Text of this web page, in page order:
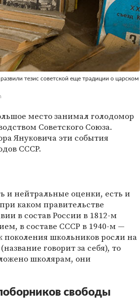
тезис советской еще традиции о царском
место занимал голодомор
Советского Союза.
Януковича эти события
СССР.
и нейтральные оценки, есть и
каком правительстве
в состав России в 1812-м
в составе СССР в 1940-м —
школьников росли на
говорит за себя), то
школярам, они
свободы